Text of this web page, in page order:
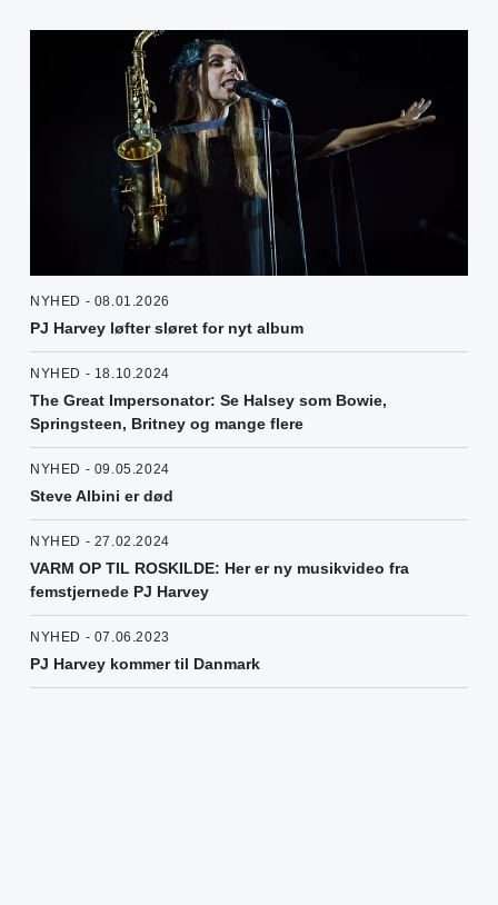
NYHED - 08.01.2026
PJ Harvey løfter sløret for nyt album
NYHED - 18.10.2024
The Great Impersonator: Se Halsey som Bowie,
Springsteen, Britney og mange flere
NYHED - 09.05.2024
Steve Albini er død
NYHED - 27.02.2024
VARM OP TIL ROSKILDE: Her er ny musikvideo fra
femstjernede PJ Harvey
NYHED - 07.06.2023
PJ Harvey kommer til Danmark